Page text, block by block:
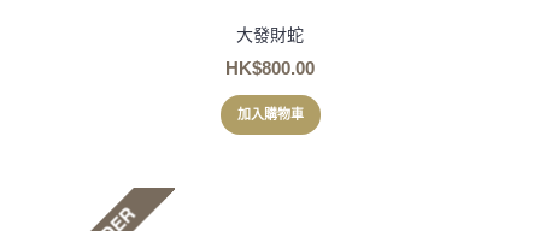
大發財蛇
HK$800.00
加入購物車